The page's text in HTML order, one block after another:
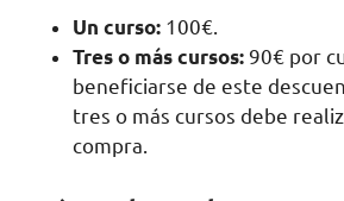
Un curso: 100€.
Tres o más cursos: 90€ por
beneficiarse de este
tres o más cursos debe
compra.